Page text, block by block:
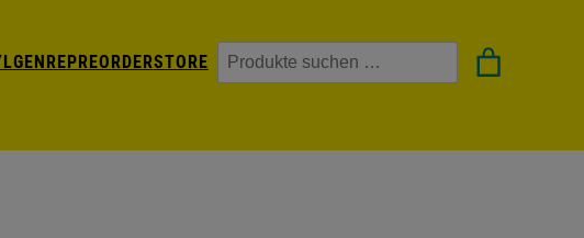
GENREPREORDERSTORE Suchen